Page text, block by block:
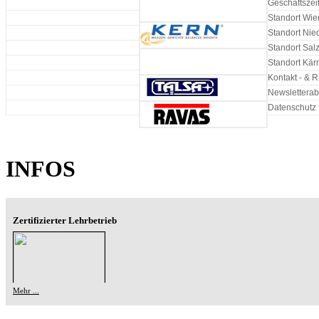
Standort
Standort
Standort
Standort
Kontakt - &
Datenschutz
INFOS
Zertifizierter Lehrbetrieb
Mehr ...